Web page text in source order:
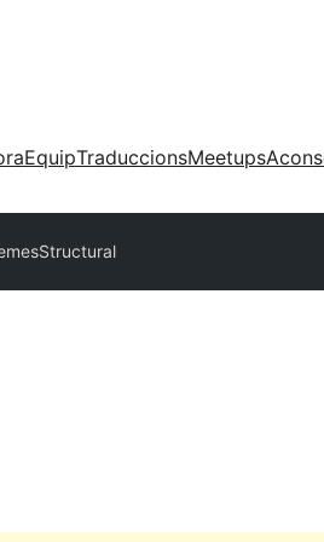
EquipTraduccionsMeetups
Structural